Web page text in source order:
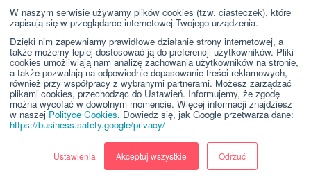
W naszym serwisie używamy plików cookies (tzw. ciasteczek), które
zapisują się w przeglądarce internetowej Twojego urządzenia.
Dzięki nim zapewniamy prawidłowe działanie strony internetowej, a
także możemy lepiej dostosować ją do preferencji użytkowników. Pliki
cookies umożliwiają nam analizę zachowania użytkowników na stronie,
a także pozwalają na odpowiednie dopasowanie treści reklamowych,
również przy współpracy z wybranymi partnerami. Możesz zarządzać
plikami cookies, przechodząc do Ustawień. Informujemy, że zgodę
można wycofać w dowolnym momencie. Więcej informacji znajdziesz
w naszejPolityce Cookies. Dowiedz się, jak Google przetwarza dane:
https://business.safety.google/privacy/
Ustawienia Akceptuj wszystkie Odrzuć
Odpowiedz
BestNet
25 stycznia 2019 at 12:44
Świetny artykuł. Sporo dawka wiedzy i
pomysłów na 2019
Odpowiedz
Maryna Strokova
28 stycznia 2019 at 08:52